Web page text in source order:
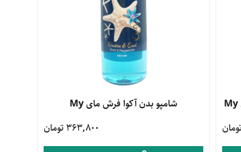
مشاهده محصول
شامپو بدن آکوا فرش مای My
363,800 تومان